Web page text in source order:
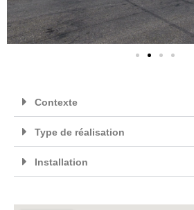
Contexte
Type de réalisation
Installation